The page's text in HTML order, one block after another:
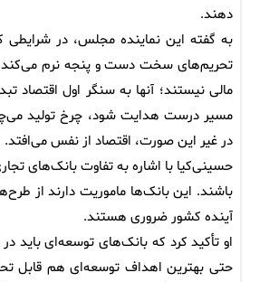
دهند.
به گفته این نماینده مجلس، در
تحریم‌های سخت دست و پنجه نرم می‌کند،
مالی نیستند؛ آنها به سنگر اول اقتصاد
مسیر درست هدایت شود، چرخ تولید
در غیر این صورت، اقتصاد از نفس می‌افتد.
حسینی‌کیا با اشاره به تفاوت بانک‌های
باشند. این بانک‌ها ماموریت دارند از
آینده کشور ضروری هستند.
او تأکید کرد که بانک‌های توسعه‌ای باید
حتی بهترین اهداف توسعه‌ای هم قابل